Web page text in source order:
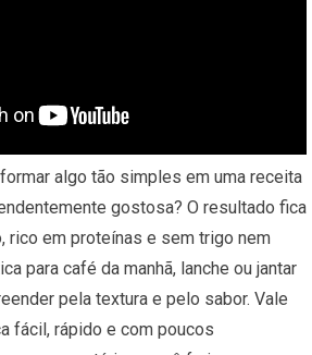
algo tão simples em uma receita
gostosa? O resultado fica
rico em proteínas e sem trigo nem
para café da manhã, lanche ou jantar
pela textura e pelo sabor. Vale
fácil, rápido e com poucos